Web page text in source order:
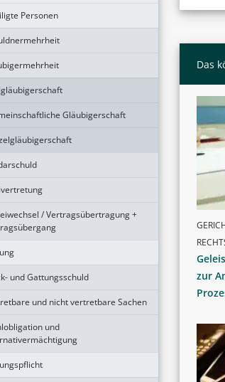
Personen
Gläubigerschaft
/ Vertragsübertragung +
und Gattungsschuld
und nicht vertretbare Sachen
und
Das
zur